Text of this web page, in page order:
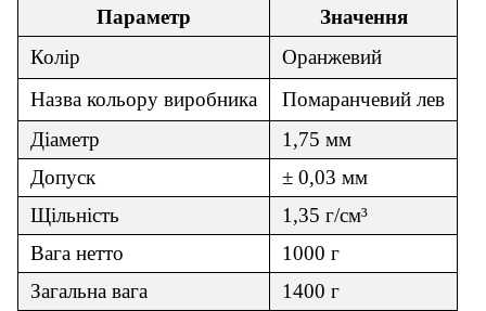
Параметр
Значення
Колір
Оранжевий
Назва кольору виробника
Помаранчевий лев
Діаметр
1,75 мм
Допуск
± 0,03 мм
Щільність
1,35 г/см³
Вага нетто
1000 г
Загальна вага
1400 г